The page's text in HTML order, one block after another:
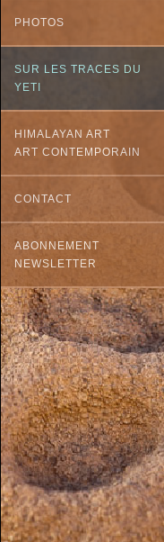
PHOTOS
SUR LES TRACES DU
YETI
HIMALAYAN ART
ART CONTEMPORAIN
CONTACT
ABONNEMENT
NEWSLETTER